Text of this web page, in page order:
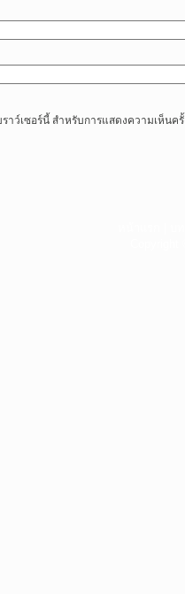
าว์เซอร์นี้ สำหรับการแสดงความเห็นค